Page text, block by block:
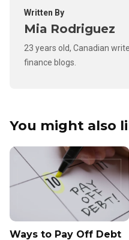
Written By
Mia Rodriguez
23 years old, Canadian
finance blogs.
You might also
Ways to Pay Off Debt